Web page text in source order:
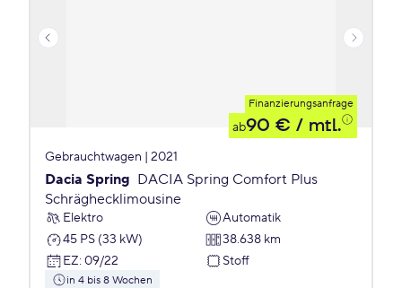
Finanzierungsanfrage
ab90 € / mtl.
Gebrauchtwagen | 2021
Dacia Spring DACIA Spring Comfort Plus
Schräghecklimousine
Elektro
Automatik
45 PS (33 kW)
38.638 km
EZ: 09/22 Stoff
in 4 bis 8 Wochen